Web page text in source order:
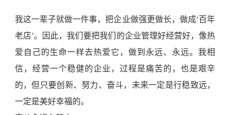
我这一辈子就做一件事，把企业做强更做长，做成‘百年
老店’。因此，我们要把我们的企业管理好经营好，像热
爱自己的生命一样去热爱它，做到永远、永远。我相
信，经营一个稳健的企业，过程是痛苦的，也是艰辛
的，但只要创新、努力、奋斗，未来一定是行稳致远，
一定是美好幸福的。